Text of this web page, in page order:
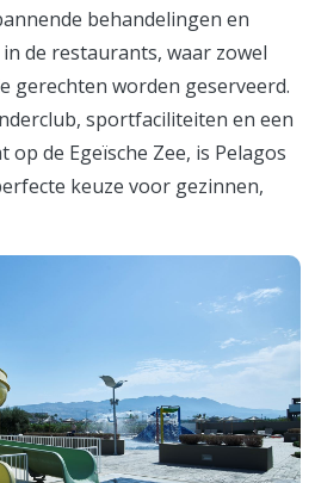
behandelingen en
de restaurants, waar zowel
gerechten worden geserveerd.
sportfaciliteiten en een
de Egeïsche Zee, is Pelagos
keuze voor gezinnen,